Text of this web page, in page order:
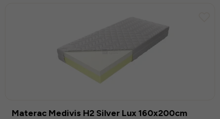
Materac Medivis H2 Silver Lux 160x200cm